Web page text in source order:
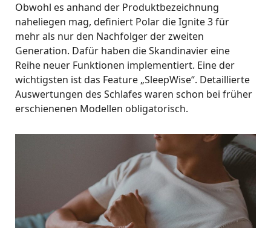
Obwohl es anhand der Produktbezeichnung
naheliegen mag, definiert Polar die Ignite 3 für
mehr als nur den Nachfolger der zweiten
Generation. Dafür haben die Skandinavier eine
Reihe neuer Funktionen implementiert. Eine der
wichtigsten ist das Feature „SleepWise“. Detaillierte
Auswertungen des Schlafes waren schon bei früher
erschienenen Modellen obligatorisch.